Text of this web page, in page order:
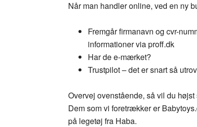
Når man handler online, ved en ny
Fremgår firmanavn og cvr-
informationer via proff.dk
Har de e-mærket?
Trustpilot – det er snart så
Overvej ovenstående, så vil du
Dem som vi foretrækker er
på legetøj fra Haba.